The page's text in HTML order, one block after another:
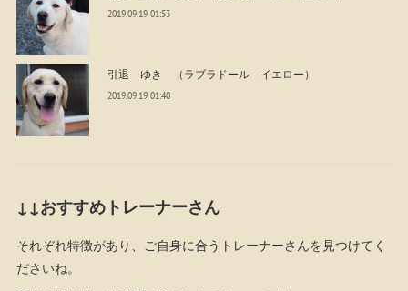
2019.09.19 01:53
引退 ゆき （ラブラドール イエロー）
2019.09.19 01:40
↓↓おすすめトレーナーさん
それぞれ特徴があり、ご自身に合うトレーナーさんを見つけてく
ださいね。